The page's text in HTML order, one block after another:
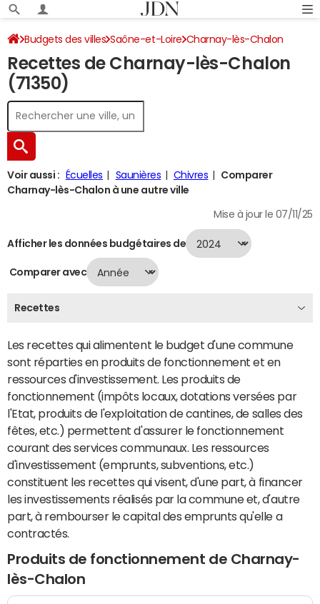
Budgets des villes Saône-et-Loire Charnay-lès-Chalon
Recettes 2024
Recettes de Charnay-lès-Chalon
(71350)
Voir aussi : Écuelles Saunières Chivres
Comparer
Charnay-lès-Chalon à une autre ville
Mise à jour le 07/11/25
Afficher les données budgétaires de
Comparer avec
Recettes
Les recettes qui alimentent le budget d'une commune
sont réparties en produits de fonctionnement et en
ressources d'investissement. Les produits de
fonctionnement (impôts locaux, dotations versées par
l'Etat, produits de l'exploitation de cantines, de salles des
fêtes, etc.) permettent d'assurer le fonctionnement
courant des services communaux. Les ressources
d'investissement (emprunts, subventions, etc.)
constituent les recettes qui visent, d'une part, à financer
les investissements réalisés par la commune et, d'autre
part, à rembourser le capital des emprunts qu'elle a
contractés.
Produits de fonctionnement de Charnay-
lès-Chalon